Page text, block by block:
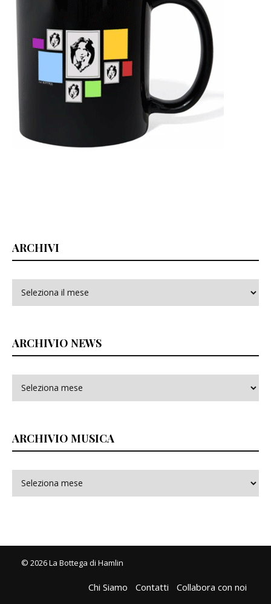
ARCHIVI
ARCHIVIO NEWS
ARCHIVIO MUSICA
© 2026 La Bottega di Hamlin
Chi Siamo Contatti Collabora con noi